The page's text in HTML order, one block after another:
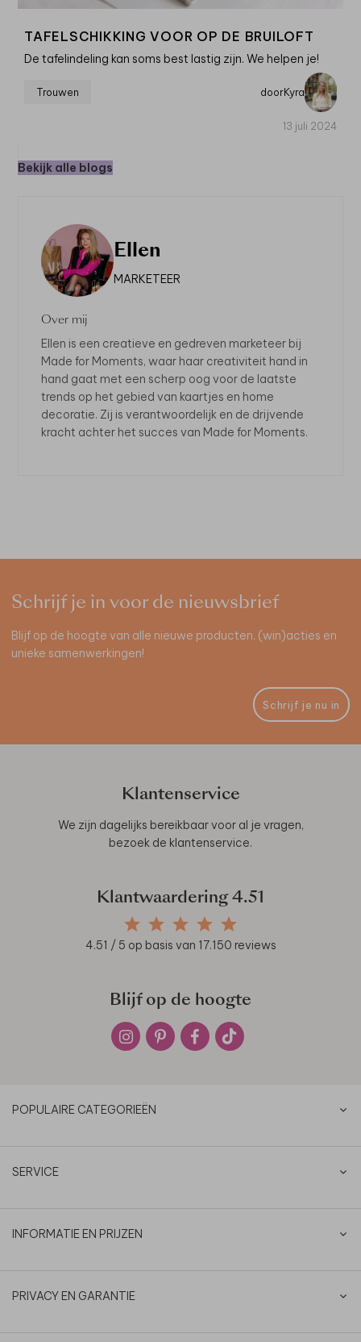
TAFELSCHIKKING VOOR OP DE BRUILOFT
De tafelindeling kan soms best lastig zijn. We helpen je!
Trouwen doorKyra
13 juli 2024
Bekijk alle blogs
Ellen
MARKETEER
Over mij
Ellen is een creatieve en gedreven marketeer bij
Made for Moments, waar haar creativiteit hand in
hand gaat met een scherp oog voor de laatste
trends op het gebied van kaartjes en home
decoratie. Zij is verantwoordelijk en de drijvende
kracht achter het succes van Made for Moments.
Schrijf je in voor de nieuwsbrief
Blijf op de hoogte van alle nieuwe producten, (win)acties en
unieke samenwerkingen!
Schrijf je nu in
Klantenservice
We zijn dagelijks bereikbaar voor al je vragen,
bezoek de klantenservice.
Klantwaardering 4.51
4.51 / 5 op basis van 17.150 reviews
Blijf op de hoogte
POPULAIRE CATEGORIEËN
SERVICE
INFORMATIE EN PRIJZEN
PRIVACY EN GARANTIE